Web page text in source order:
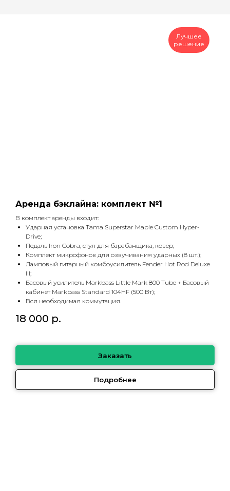
Лучшее
решение
Аренда бэклайна: комплект №1
В комплект аренды входит:
Ударная установка Tama Superstar Maple Custom Hyper-
Drive;
Педаль Iron Cobra, стул для барабанщика, ковёр;
Комплект микрофонов для озвучивания ударных (8 шт.);
Ламповый гитарный комбоусилитель Fender Hot Rod Deluxe
III;
Басовый усилитель Markbass Little Mark 800 Tube + Басовый
кабинет Markbass Standard 104HF (500 Вт);
Вся необходимая коммутация.
18 000 р.
Заказать
Подробнее